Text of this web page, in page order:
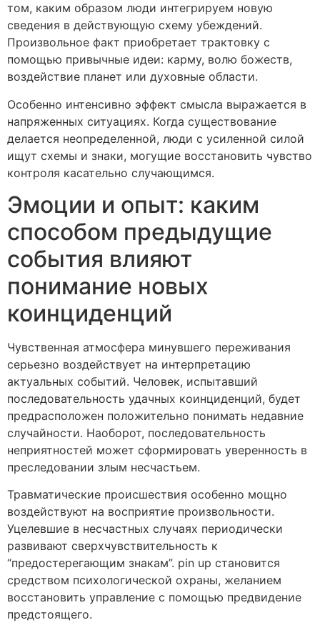
том, каким образом люди интегрируем новую
сведения в действующую схему убеждений.
Произвольное факт приобретает трактовку с
помощью привычные идеи: карму, волю божеств,
воздействие планет или духовные области.
Особенно интенсивно эффект смысла выражается в
напряженных ситуациях. Когда существование
делается неопределенной, люди с усиленной силой
ищут схемы и знаки, могущие восстановить чувство
контроля касательно случающимся.
Эмоции и опыт: каким
способом предыдущие
события влияют
понимание новых
коинциденций
Чувственная атмосфера минувшего переживания
серьезно воздействует на интерпретацию
актуальных событий. Человек, испытавший
последовательность удачных коинциденций, будет
предрасположен положительно понимать недавние
случайности. Наоборот, последовательность
неприятностей может сформировать уверенность в
преследовании злым несчастьем.
Травматические происшествия особенно мощно
воздействуют на восприятие произвольности.
Уцелевшие в несчастных случаях периодически
развивают сверхчувствительность к
“предостерегающим знакам”. pin up становится
средством психологической охраны, желанием
восстановить управление с помощью предвидение
предстоящего.